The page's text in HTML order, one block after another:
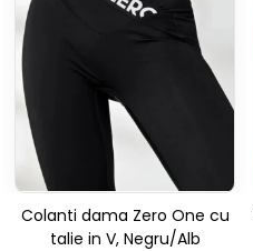
Colanti dama Zero One cu
talie in V, Negru/Alb